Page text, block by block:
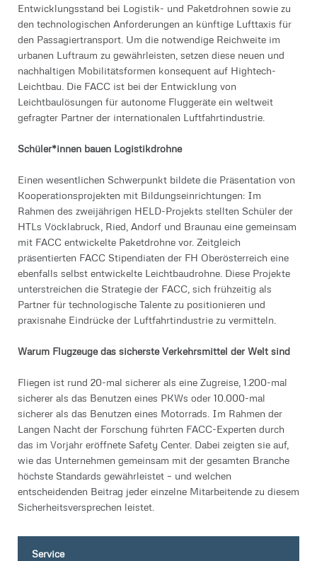
Entwicklungsstand bei Logistik- und Paketdrohnen sowie zu
den technologischen Anforderungen an künftige Lufttaxis für
den Passagiertransport. Um die notwendige Reichweite im
urbanen Luftraum zu gewährleisten, setzen diese neuen und
nachhaltigen Mobilitätsformen konsequent auf Hightech-
Leichtbau. Die FACC ist bei der Entwicklung von
Leichtbaulösungen für autonome Fluggeräte ein weltweit
gefragter Partner der internationalen Luftfahrtindustrie.
Schüler*innen bauen Logistikdrohne
Einen wesentlichen Schwerpunkt bildete die Präsentation von
Kooperationsprojekten mit Bildungseinrichtungen: Im
Rahmen des zweijährigen HELD-Projekts stellten Schüler der
HTLs Vöcklabruck, Ried, Andorf und Braunau eine gemeinsam
mit FACC entwickelte Paketdrohne vor. Zeitgleich
präsentierten FACC Stipendiaten der FH Oberösterreich eine
ebenfalls selbst entwickelte Leichtbaudrohne. Diese Projekte
unterstreichen die Strategie der FACC, sich frühzeitig als
Partner für technologische Talente zu positionieren und
praxisnahe Eindrücke der Luftfahrtindustrie zu vermitteln.
Warum Flugzeuge das sicherste Verkehrsmittel der Welt sind
Fliegen ist rund 20-mal sicherer als eine Zugreise, 1.200-mal
sicherer als das Benutzen eines PKWs oder 10.000-mal
sicherer als das Benutzen eines Motorrads. Im Rahmen der
Langen Nacht der Forschung führten FACC-Experten durch
das im Vorjahr eröffnete Safety Center. Dabei zeigten sie auf,
wie das Unternehmen gemeinsam mit der gesamten Branche
höchste Standards gewährleistet – und welchen
entscheidenden Beitrag jeder einzelne Mitarbeitende zu diesem
Sicherheitsversprechen leistet.
Service